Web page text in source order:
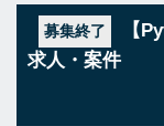
募集終了
【
求人・案件